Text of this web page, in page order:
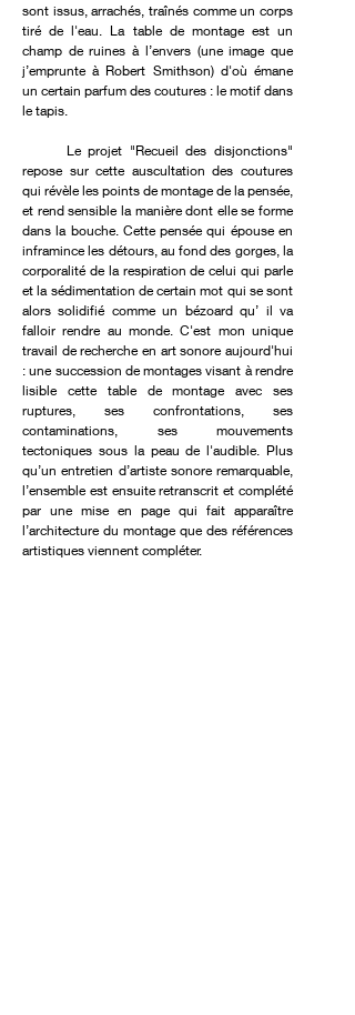
sont issus, arrachés, traînés comme un corps
tiré de l'eau. La table de montage est un
champ de ruines à l’envers (une image que
j’emprunte à Robert Smithson) d'où émane
un certain parfum des coutures : le motif dans
le tapis.
Le projet "Recueil des disjonctions"
repose sur cette auscultation des coutures
qui révèle les points de montage de la pensée,
et rend sensible la manière dont elle se forme
dans la bouche. Cette pensée qui épouse en
inframince les détours, au fond des gorges, la
corporalité de la respiration de celui qui parle
et la sédimentation de certain mot qui se sont
alors solidifié comme un bézoard qu’ il va
falloir rendre au monde. C'est mon unique
travail de recherche en art sonore aujourd'hui
: une succession de montages visant à rendre
lisible cette table de montage avec ses
ruptures, ses confrontations, ses
contaminations, ses mouvements
tectoniques sous la peau de l'audible. Plus
qu’un entretien d’artiste sonore remarquable,
l’ensemble est ensuite retranscrit et complété
par une mise en page qui fait apparaître
l’architecture du montage que des références
artistiques viennent compléter.